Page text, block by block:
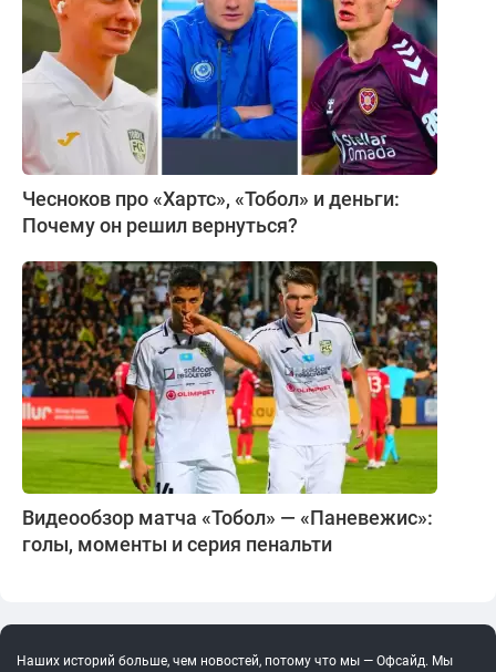
Чесноков про «Хартс», «Тобол» и деньги:
Почему он решил вернуться?
Видеообзор матча «Тобол» — «Паневежис»:
голы, моменты и серия пенальти
Наших историй больше, чем новостей, потому что мы — Офсайд. Мы